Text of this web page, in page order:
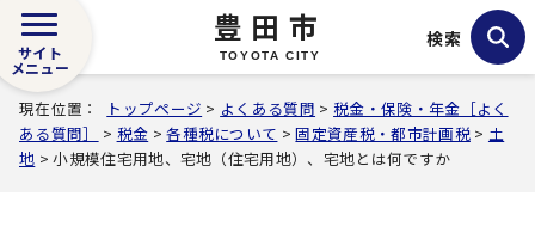
豊田市
TOYOTA CITY
サイト
メニュー
検索
現在位置： トップページ > よくある質問 >税金・保険・年金［よく
ある質問］
> 税金 >各種税について >固定資産税・都市計画税> 土
地 > 小規模住宅用地、宅地（住宅用地）、宅地とは何ですか